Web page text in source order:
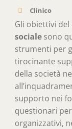
Clinico
Gli obiettivi
sociale sono
strumenti per
tirocinante
della società
supporto nei
questionari
organizzativi,